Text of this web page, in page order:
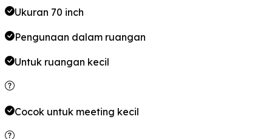
Ukuran 70 inch
Pengunaan dalam ruangan
Untuk ruangan kecil
Cocok untuk meeting kecil